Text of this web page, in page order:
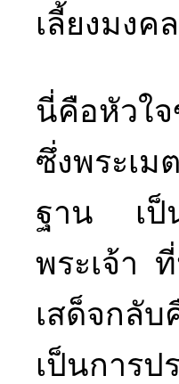
เลี้ยงมงค
นี่คือหัวใจ
ซึ่งพระเม
ฐาน เป็น
พระเจ้า
เสด็จกลั
เป็นการ